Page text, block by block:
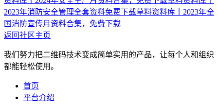
2023年消防安全管理全套资料免费下载草料资料库丨2023年全
国消防宣传月资料合集，免费下载
返回社区主页
我们努力把二维码技术变成简单实用的产品，让每个人和组织
都能轻松使用。
首页
平台介绍